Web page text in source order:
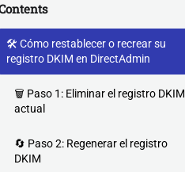
🛠️ Cómo restablecer o recrear su
registro DKIM en DirectAdmin
🗑️ Paso 1: Eliminar el registro DKIM
actual
🔄 Paso 2: Regenerar el registro
DKIM